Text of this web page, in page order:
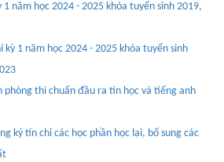
1 năm học 2024 - 2025 khóa tuyển sinh 2019,
kỳ 1 năm học 2024 - 2025 khóa tuyển sinh
phòng thi chuẩn đầu ra tin học và tiếng anh
ký tín chỉ các học phần học lại, bổ sung các